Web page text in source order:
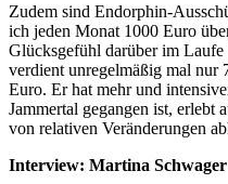
Zudem sind Endorphin-
ich jeden Monat 1000 Euro
Glücksgefühl darüber im
verdient unregelmäßig mal nur
Euro. Er hat mehr und
Jammertal gegangen ist, erlebt
von relativen Veränderungen
Interview: Martina Schwager